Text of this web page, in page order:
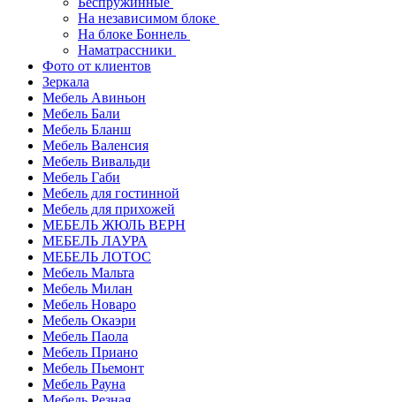
На независимом блоке
На блоке Боннель
Наматрассники
Фото от клиентов
Зеркала
Мебель Авиньон
Мебель Бали
Мебель Бланш
Мебель Валенсия
Мебель Вивальди
Мебель Габи
Мебель для гостинной
Мебель для прихожей
МЕБЕЛЬ ЖЮЛЬ ВЕРН
МЕБЕЛЬ ЛАУРА
МЕБЕЛЬ ЛОТОС
Мебель Мальта
Мебель Милан
Мебель Новаро
Мебель Окаэри
Мебель Паола
Мебель Приано
Мебель Пьемонт
Мебель Рауна